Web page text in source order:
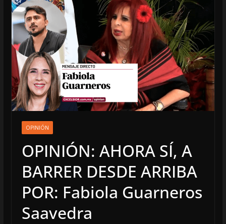
OPINIÓN
OPINIÓN: AHORA SÍ, A
BARRER DESDE ARRIBA
POR: Fabiola Guarneros
Saavedra